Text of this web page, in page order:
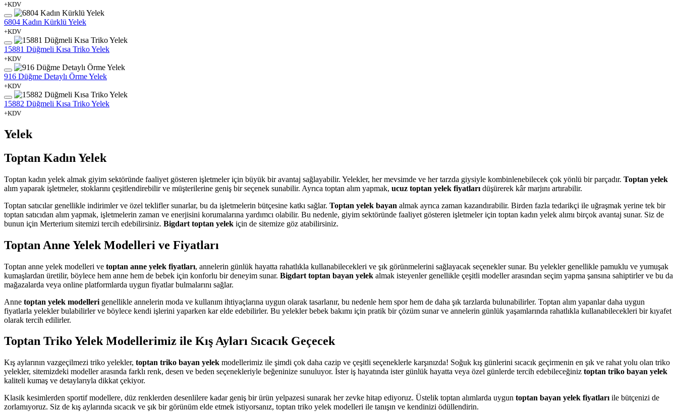
+KDV
6804 Kadın Kürklü Yelek
+KDV
15881 Düğmeli Kısa Triko Yelek
+KDV
916 Düğme Detaylı Örme Yelek
+KDV
15882 Düğmeli Kısa Triko Yelek
+KDV
Yelek
Toptan Kadın Yelek
Toptan kadın yelek almak giyim sektöründe faaliyet gösteren işletmeler için büyük bir avantaj sağlayabilir. Yelekler, her mevsimde ve her tarzda giysiyle kombinlenebilecek çok yönlü bir parçadır. Toptan yelek
alım yaparak işletmeler, stoklarını çeşitlendirebilir ve müşterilerine geniş bir seçenek sunabilir. Ayrıca toptan alım yapmak, ucuz toptan yelek fiyatları düşürerek kâr marjını artırabilir.
Toptan satıcılar genellikle indirimler ve özel teklifler sunarlar, bu da işletmelerin bütçesine katkı sağlar. Toptan yelek bayan almak ayrıca zaman kazandırabilir. Birden fazla tedarikçi ile uğraşmak yerine tek bir
toptan satıcıdan alım yapmak, işletmelerin zaman ve enerjisini korumalarına yardımcı olabilir. Bu nedenle, giyim sektöründe faaliyet gösteren işletmeler için toptan kadın yelek alımı birçok avantaj sunar. Siz de
bunun için Merterium sitemizi tercih edebilirsiniz. Bigdart toptan yelek için de sitemize göz atabilirsiniz.
Toptan Anne Yelek Modelleri ve Fiyatları
Toptan anne yelek modelleri ve toptan anne yelek fiyatları, annelerin günlük hayatta rahatlıkla kullanabilecekleri ve şık görünmelerini sağlayacak seçenekler sunar. Bu yelekler genellikle pamuklu ve yumuşak
kumaşlardan üretilir, böylece hem anne hem de bebek için konforlu bir deneyim sunar. Bigdart toptan bayan yelek almak isteyenler genellikle çeşitli modeller arasından seçim yapma şansına sahiptirler ve bu da
mağazalarda veya online platformlarda uygun fiyatlar bulmalarını sağlar.
Anne toptan yelek modelleri genellikle annelerin moda ve kullanım ihtiyaçlarına uygun olarak tasarlanır, bu nedenle hem spor hem de daha şık tarzlarda bulunabilirler. Toptan alım yapanlar daha uygun
fiyatlarla yelekler bulabilirler ve böylece kendi işlerini yaparken kar elde edebilirler. Bu yelekler bebek bakımı için pratik bir çözüm sunar ve annelerin günlük yaşamlarında rahatlıkla kullanabilecekleri bir kıyafet
olarak tercih edilirler.
Toptan Triko Yelek Modellerimiz ile Kış Ayları Sıcacık Geçecek
Kış aylarının vazgeçilmezi triko yelekler, toptan triko bayan yelek modellerimiz ile şimdi çok daha cazip ve çeşitli seçeneklerle karşınızda! Soğuk kış günlerini sıcacık geçirmenin en şık ve rahat yolu olan triko
yelekler, sitemizdeki modeller arasında farklı renk, desen ve beden seçenekleriyle beğeninize sunuluyor. İster iş hayatında ister günlük hayatta veya özel günlerde tercih edebileceğiniz toptan triko bayan yelek
kaliteli kumaş ve detaylarıyla dikkat çekiyor.
Klasik kesimlerden sportif modellere, düz renklerden desenlilere kadar geniş bir ürün yelpazesi sunarak her zevke hitap ediyoruz. Üstelik toptan alımlarda uygun toptan bayan yelek fiyatları ile bütçenizi de
zorlamıyoruz. Siz de kış aylarında sıcacık ve şık bir görünüm elde etmek istiyorsanız, toptan triko yelek modelleri ile tanışın ve kendinizi ödüllendirin.